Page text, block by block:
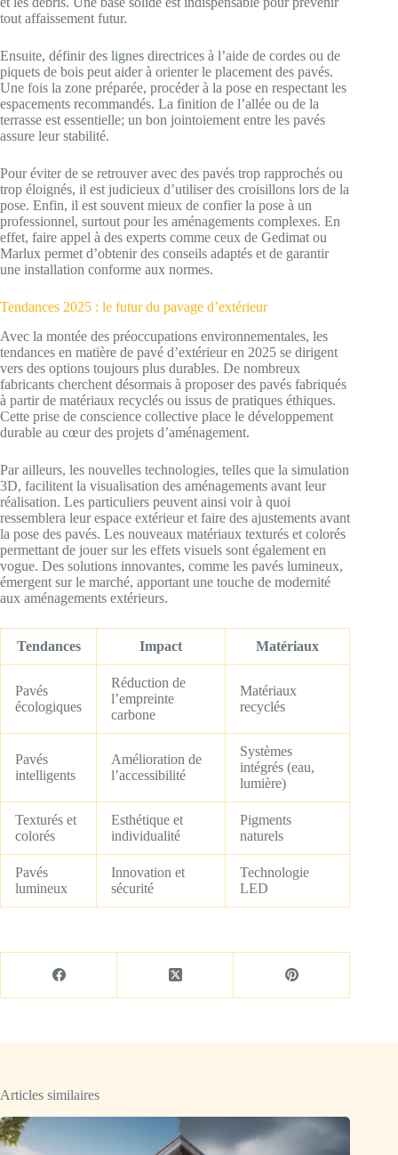
tout affaissement futur.
Ensuite, définir des lignes directrices à l’aide de cordes ou de
piquets de bois peut aider à orienter le placement des pavés.
Une fois la zone préparée, procéder à la pose en respectant les
espacements recommandés. La finition de l’allée ou de la
terrasse est essentielle; un bon jointoiement entre les pavés
assure leur stabilité.
Pour éviter de se retrouver avec des pavés trop rapprochés ou
trop éloignés, il est judicieux d’utiliser des croisillons lors de la
pose. Enfin, il est souvent mieux de confier la pose à un
professionnel, surtout pour les aménagements complexes. En
effet, faire appel à des experts comme ceux de Gedimat ou
Marlux permet d’obtenir des conseils adaptés et de garantir
une installation conforme aux normes.
Tendances 2025 : le futur du pavage d’extérieur
Avec la montée des préoccupations environnementales, les
tendances en matière de pavé d’extérieur en 2025 se dirigent
vers des options toujours plus durables. De nombreux
fabricants cherchent désormais à proposer des pavés fabriqués
à partir de matériaux recyclés ou issus de pratiques éthiques.
Cette prise de conscience collective place le développement
durable au cœur des projets d’aménagement.
Par ailleurs, les nouvelles technologies, telles que la simulation
3D, facilitent la visualisation des aménagements avant leur
réalisation. Les particuliers peuvent ainsi voir à quoi
ressemblera leur espace extérieur et faire des ajustements avant
la pose des pavés. Les nouveaux matériaux texturés et colorés
permettant de jouer sur les effets visuels sont également en
vogue. Des solutions innovantes, comme les pavés lumineux,
émergent sur le marché, apportant une touche de modernité
aux aménagements extérieurs.
Tendances Impact Matériaux
Pavés
écologiques
Réduction de
l’empreinte
carbone
Matériaux
recyclés
Pavés
intelligents
Amélioration de
l’accessibilité
Systèmes
intégrés (eau,
lumière)
Texturés et
colorés
Esthétique et
individualité
Pigments
naturels
Pavés
lumineux
Innovation et
sécurité
Technologie
LED
Articles similaires